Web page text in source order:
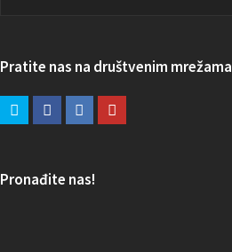
Pratite nas na društvenim mrežama
Pronađite nas!